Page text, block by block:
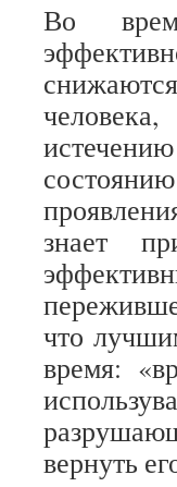
Во
знает
что
время:
вернуть